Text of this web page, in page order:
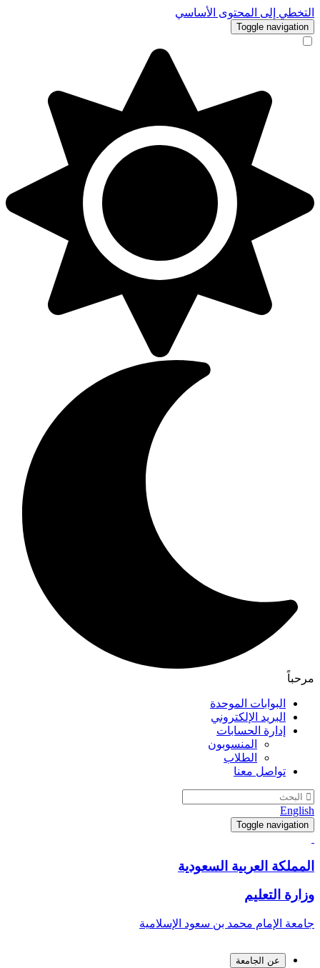
التخطي إلى المحتوى الأساسي
Toggle navigation
مرحباً
البوابات الموحدة
البريد الإلكتروني
إدارة الحسابات
المنسوبون
الطلاب
تواصل معنا
English
Toggle navigation
المملكة العربية السعودية
وزارة التعليم
جامعة الإمام محمد بن سعود الإسلامية
عن الجامعة